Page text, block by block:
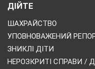
ДІЙТЕ
ШАХРАЙСТВО
УПОВНОВАЖЕНИЙ
ЗНИКЛІ ДІТИ
НЕРОЗКРИТІ СПРАВИ /